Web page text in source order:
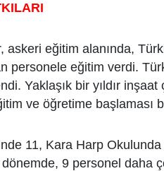
askeri eğitim alanında,
personele eğitim verdi.
Yaklaşık bir yıldır inşaat
ve öğretime başlaması
11, Kara Harp
9 personel daha